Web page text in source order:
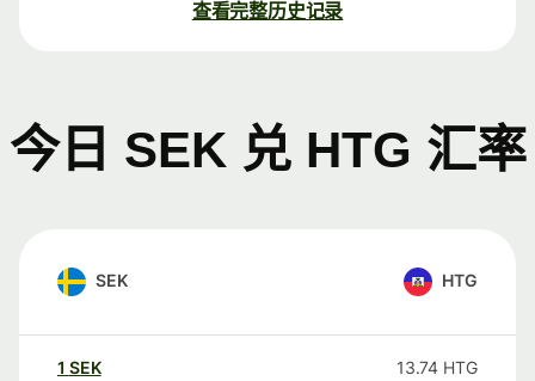
查看完整历史记录
今日 SEK 兑 HTG 汇率
SEK HTG
1 SEK 13.74 HTG